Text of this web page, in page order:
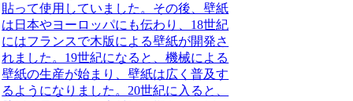
貼って使用していました。その後、壁紙
は日本やヨーロッパにも伝わり、18世紀
にはフランスで木版による壁紙が開発さ
れました。19世紀になると、機械による
壁紙の生産が始まり、壁紙は広く普及す
るようになりました。20世紀に入ると、